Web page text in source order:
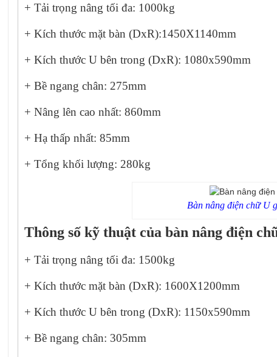
+ Tải trọng nâng tối đa: 1000kg
+ Kích thước mặt bàn (DxR):1450X1140mm
+ Kích thước U bên trong (DxR): 1080x590mm
+ Bề ngang chân: 275mm
+ Nâng lên cao nhất: 860mm
+ Hạ thấp nhất: 85mm
+ Tổng khối lượng: 280kg
Bàn nâng điện chữ U
Thông số kỹ thuật của bàn nâng điện
+ Tải trọng nâng tối đa: 1500kg
+ Kích thước mặt bàn (DxR): 1600X1200mm
+ Kích thước U bên trong (DxR): 1150x590mm
+ Bề ngang chân: 305mm